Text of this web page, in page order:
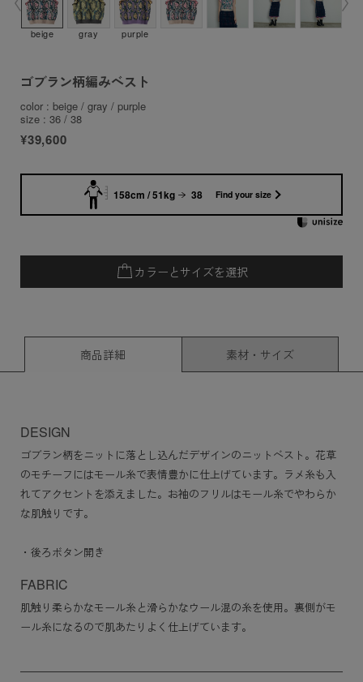
beige gray purple
ゴブラン柄編みベスト
color : beige / gray / purple
size : 36 / 38
¥39,600
158cm / 51kg 38 Find your size
カラーとサイズを選択
商品詳細 素材・サイズ
DESIGN
ゴブラン柄をニットに落とし込んだデザインのニットベスト。花草
のモチーフにはモール糸で表情豊かに仕上げています。ラメ糸も入
れてアクセントを添えました。お袖のフリルはモール糸でやわらか
な肌触りです。
・後ろボタン開き
FABRIC
肌触り柔らかなモール糸と滑らかなウール混の糸を使用。裏側がモ
ール糸になるので肌あたりよく仕上げています。